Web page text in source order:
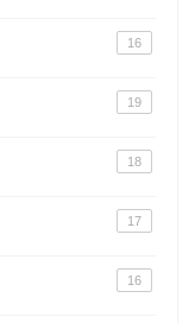
16
19
18
17
16